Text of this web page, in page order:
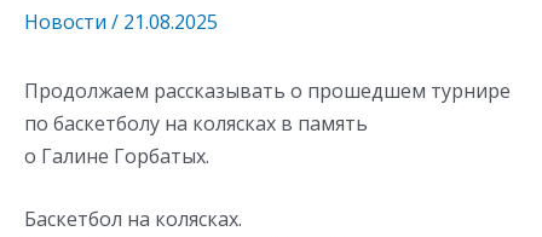
Новости / 21.08.2025
Продолжаем рассказывать о прошедшем турнире
по баскетболу на колясках в память
о Галине Горбатых.
Баскетбол на колясках.